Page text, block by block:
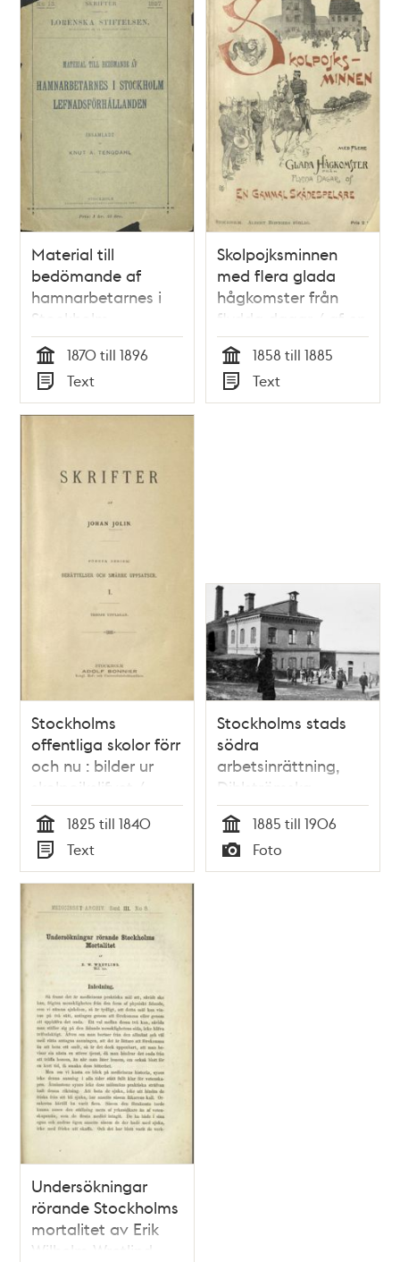
Material till
bedömande af
hamnarbetarnes i
Stockholm
lefnadsförhållanden
: insamladt / af
Knut A. Tengdahl
Tid
1870 till 1896
Typ
Text
Skolpojksminnen
med flera glada
hågkomster från
flydda dagar / af en
gammal
skådespelare
Tid
1858 till 1885
Typ
Text
Stockholms
offentliga skolor förr
och nu : bilder ur
skolpojkslifvet /
Johan Jolin
Tid
1825 till 1840
Typ
Text
Stockholms stads
södra
arbetsinrättning,
Dihlströmska
arbetsinrättningen,
för fattiga och
arbetslösa (1844-
1906). Nuv. kv.
Tid
1885 till 1906
Typ
Foto
Undersökningar
rörande Stockholms
mortalitet av Erik
Wilhelm Wretlind